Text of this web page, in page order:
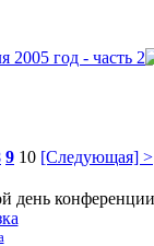
2005 год - часть 2
9 10 [Следующая] >